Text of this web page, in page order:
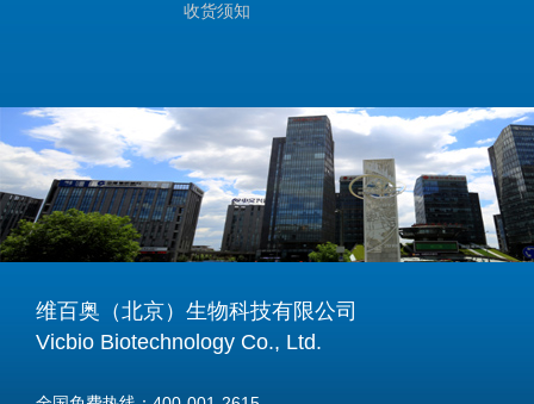
收货须知
维百奥（北京）生物科技有限公司
Vicbio Biotechnology Co., Ltd.